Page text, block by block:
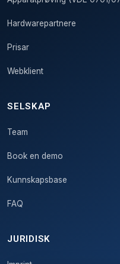
Hardwarepartnere
Prisar
Webklient
SELSKAP
Team
Book en demo
Kunnskapsbase
FAQ
JURIDISK